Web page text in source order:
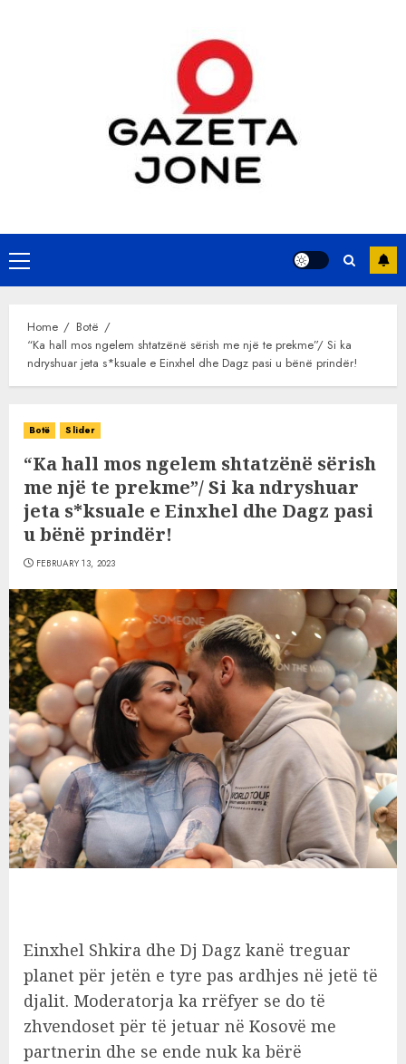
Primary
Menu
Home
Botë
“Ka hall mos ngelem shtatzënë sërish me një te prekme”/ Si ka
ndryshuar jeta s*ksuale e Einxhel dhe Dagz pasi u bënë prindër!
Botë Slider
“Ka hall mos ngelem shtatzënë sërish
me një te prekme”/ Si ka ndryshuar
jeta s*ksuale e Einxhel dhe Dagz pasi
u bënë prindër!
FEBRUARY 13, 2023
Einxhel Shkira dhe Dj Dagz kanë treguar
planet për jetën e tyre pas ardhjes në jetë të
djalit. Moderatorja ka rrëfyer se do të
zhvendoset për të jetuar në Kosovë me
partnerin dhe se ende nuk ka bërë